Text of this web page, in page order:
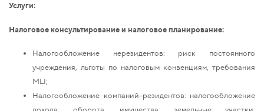
Услуги:
Налоговое консультирование и налоговое планирование:
Налогообложение нерезидентов: риск постоянного
учреждения, льготы по налоговым конвенциям, требования
MLI;
Налогообложение компаний-резидентов: налогообложение